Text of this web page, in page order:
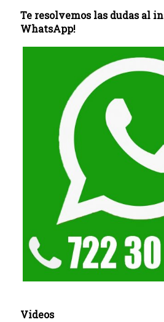
Te resolvemos las dudas al
WhatsApp!
Videos